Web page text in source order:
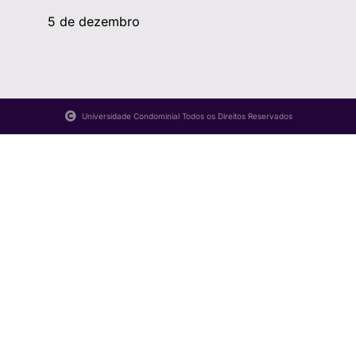
5 de dezembro
Universidade Condominial Todos os Direitos Reservados